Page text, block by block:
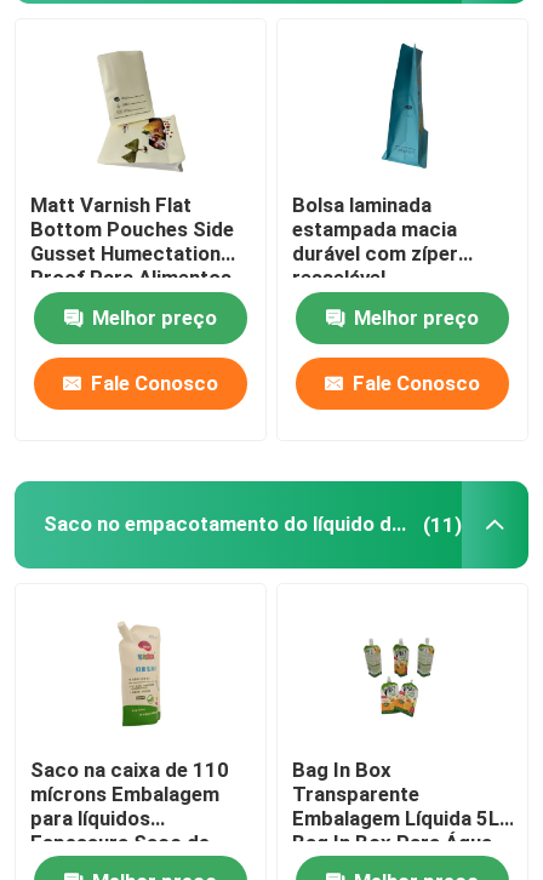
Matt Varnish Flat
Bottom Pouches Side
Gusset Humectation
Proof Para Alimentos
de Arroz
Melhor preço
Fale Conosco
Bolsa laminada
estampada macia
durável com zíper
resselável
Melhor preço
Fale Conosco
Saco no empacotamento do líquido da caixa (11)
Saco na caixa de 110
mícrons Embalagem
para líquidos
Espessura Saco de
plástico personalizável
Bag In Box
Transparente
Embalagem Líquida 5L
Bag In Box Para Água
Óleo